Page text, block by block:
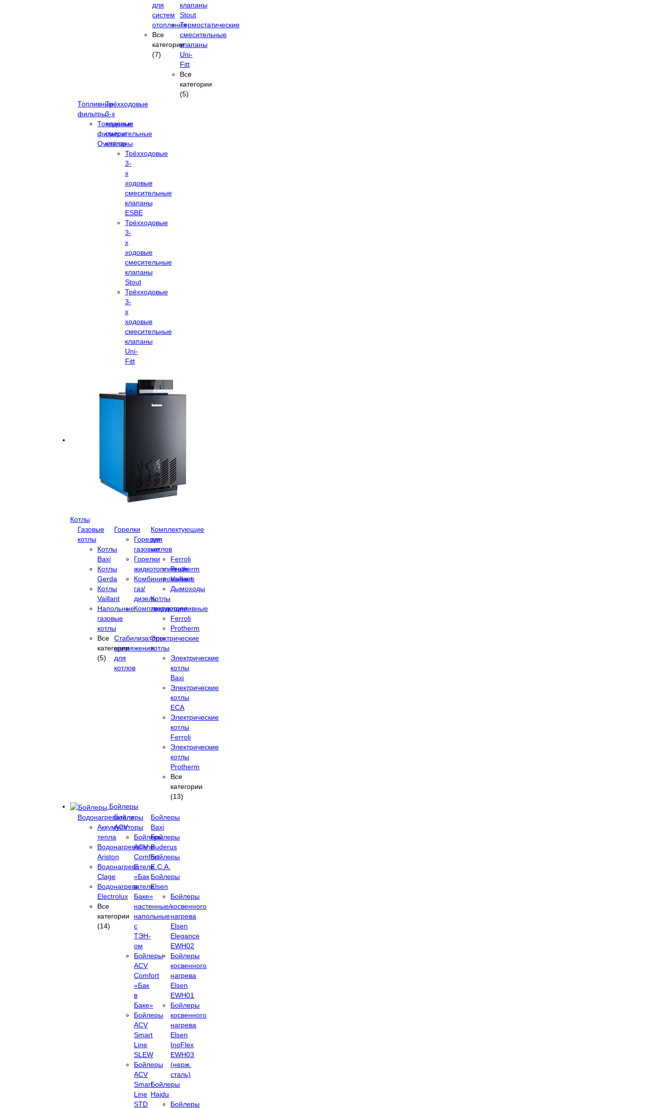
для
систем
отопления
Все
категории
(7)
клапаны
Stout
Термостатические
смесительные
клапаны
Uni-
Fitt
Все
категории
(5)
Топливные
фильтры
Топливные
фильтры
Oventrop
Трёхходовые
3-х
ходовые
смесительные
клапаны
Трёхходовые
3-
х
ходовые
смесительные
клапаны
ESBE
Трёхходовые
3-
х
ходовые
смесительные
клапаны
Stout
Трёхходовые
3-
х
ходовые
смесительные
клапаны
Uni-
Fitt
Котлы
Газовые
котлы
Котлы
Baxi
Котлы
Gerda
Котлы
Vaillant
Напольные
газовые
котлы
Все
категории
(5)
Горелки
Горелки
газовые
Горелки
жидкотопливные
Комбинированные
газ/
дизель
Комплектующие
Комплектующие
для
котлов
Ferroli
Protherm
Vaillant
Дымоходы
Котлы
твердотопливные
Ferroli
Protherm
Стабилизаторы
напряжения
для
котлов
Электрические
котлы
Электрические
котлы
Baxi
Электрические
котлы
ECA
Электрические
котлы
Ferroli
Электрические
котлы
Protherm
Все
категории
(13)
Бойлеры
Водонагреватели
Аккумуляторы
тепла
Водонагреватели
Ariston
Водонагреватели
Clage
Водонагреватели
Electrolux
Все
категории
(14)
Бойлеры
ACV
Бойлеры
ACV
Comfort
E
«Бак
в
Баке»
настенные/
напольные
c
ТЭН-
ом
Бойлеры
ACV
Comfort
«Бак
в
Баке»
Бойлеры
ACV
Smart
Line
SLEW
Бойлеры
ACV
Smart
Line
STD
Бойлеры
Baxi
Бойлеры
Buderus
Бойлеры
E.C.A.
Бойлеры
Elsen
Бойлеры
косвенного
нагрева
Elsen
Elegance
EWH02
Бойлеры
косвенного
нагрева
Elsen
EWH01
Бойлеры
косвенного
нагрева
Elsen
InoFlex
EWH03
(нерж.
сталь)
Бойлеры
Hajdu
Бойлеры